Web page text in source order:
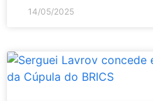
14/05/2025